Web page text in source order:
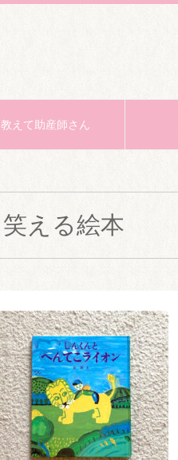
教えて助産師さん
笑える絵本